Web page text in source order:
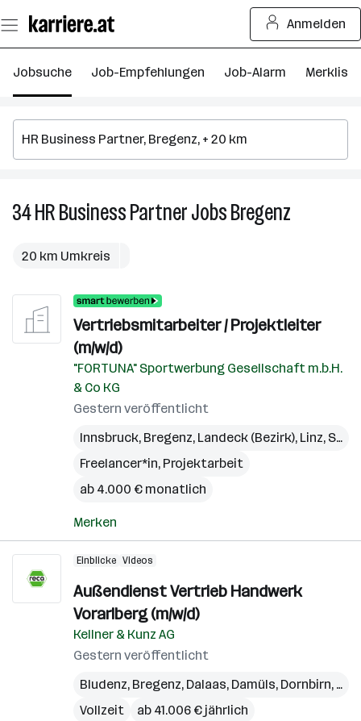
Seiteninhalt
springen
Anmelden
Jobsuche Job-Empfehlungen Job-Alarm Merkliste
34HR Business PartnerJobsBregenz
Bregenz
20 km Umkreis
Vertriebsmitarbeiter / Projektleiter
(m/w/d)
"FORTUNA" Sportwerbung Gesellschaft m.b.H.
& Co KG
Gestern veröffentlicht
Innsbruck, Bregenz, Landeck (Bezirk), Linz, St. Pölten
Freelancer*in, Projektarbeit
ab 4.000 € monatlich
Merken
Einblicke Videos
Außendienst Vertrieb Handwerk
Vorarlberg (m/w/d)
Kellner & Kunz AG
Gestern veröffentlicht
Bludenz, Bregenz, Dalaas, Damüls, Dornbirn, Egg
Vollzeit
ab 41.006 € jährlich